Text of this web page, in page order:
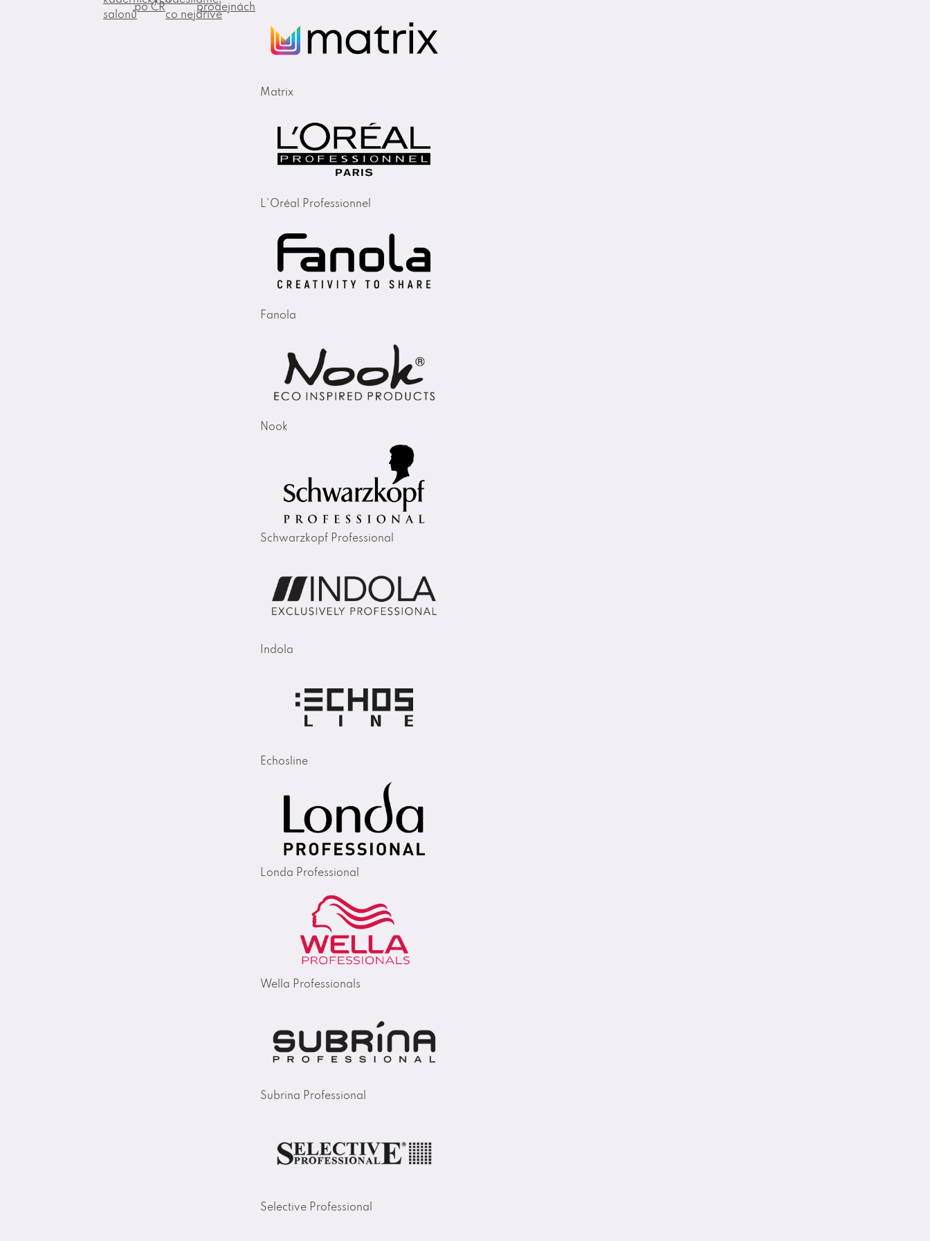
salonů
po ČR
co nejdříve
prodejnách
Matrix
L'Oréal Professionnel
Fanola
Nook
Schwarzkopf Professional
Indola
Echosline
Londa Professional
Wella Professionals
Subrina Professional
Selective Professional